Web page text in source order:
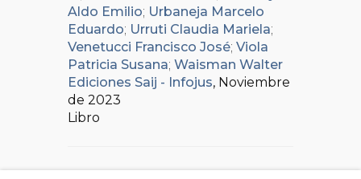
Aldo Emilio; Urbaneja Marcelo
Eduardo; Urruti Claudia Mariela;
Venetucci Francisco José; Viola
Patricia Susana; Waisman Walter
Ediciones Saij - Infojus, Noviembre
de 2023
Libro